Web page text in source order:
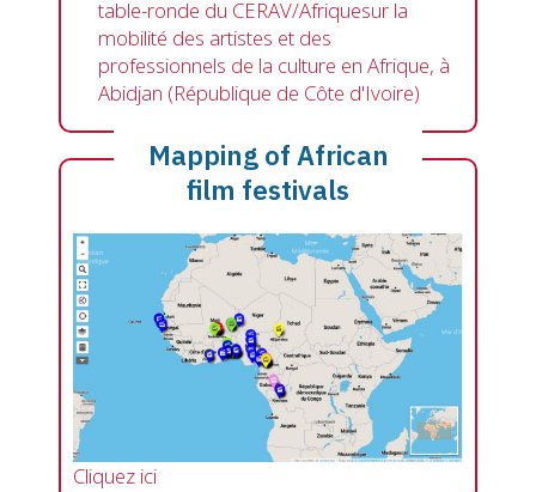
table-ronde du CERAV/Afriquesur la
mobilité des artistes et des
professionnels de la culture en Afrique, à
Abidjan (République de Côte d'Ivoire)
Mapping of African
film festivals
Cliquez ici